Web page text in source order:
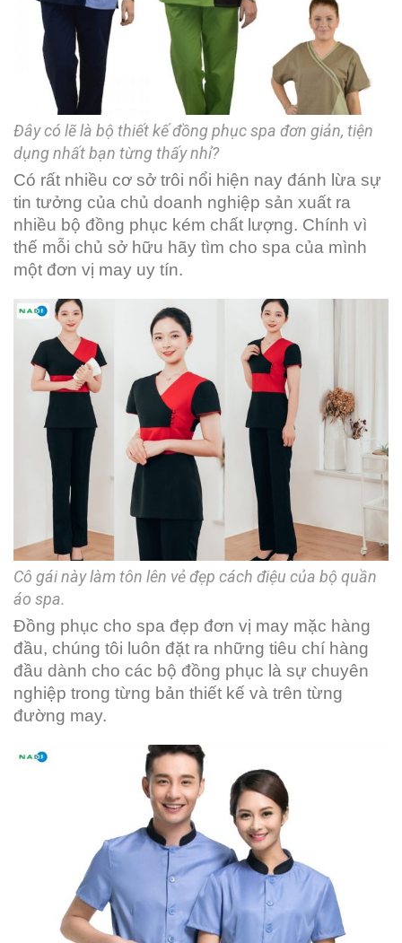
Đây có lẽ là bộ thiết kế đồng phục spa đơn giản, tiện
dụng nhất bạn từng thấy nhỉ?
Có rất nhiều cơ sở trôi nổi hiện nay đánh lừa sự
tin tưởng của chủ doanh nghiệp sản xuất ra
nhiều bộ đồng phục kém chất lượng. Chính vì
thế mỗi chủ sở hữu hãy tìm cho spa của mình
một đơn vị may uy tín.
Cô gái này làm tôn lên vẻ đẹp cách điệu của bộ quần
áo spa.
Đồng phục cho spa đẹp đơn vị may mặc hàng
đầu, chúng tôi luôn đặt ra những tiêu chí hàng
đầu dành cho các bộ đồng phục là sự chuyên
nghiệp trong từng bản thiết kế và trên từng
đường may.